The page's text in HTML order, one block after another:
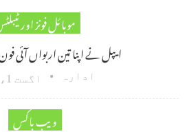
موبائل فونز اور
ایپل نے اپنا تین اربواں آئی
ادارہ اگست 1، 2025
ویب باکس